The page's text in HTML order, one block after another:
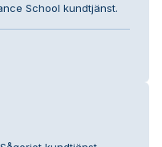
School kundtjänst.